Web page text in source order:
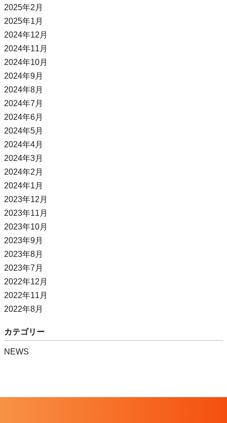
2025年2月
2025年1月
2024年12月
2024年11月
2024年10月
2024年9月
2024年8月
2024年7月
2024年6月
2024年5月
2024年4月
2024年3月
2024年2月
2024年1月
2023年12月
2023年11月
2023年10月
2023年9月
2023年8月
2023年7月
2022年12月
2022年11月
2022年8月
カテゴリー
NEWS